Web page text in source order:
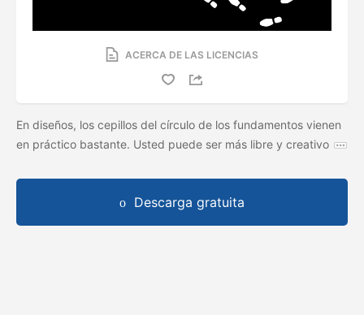
ACERCA DE LAS LICENCIAS
En diseños, los cepillos del círculo de los fundamentos vienen
en práctico bastante. Usted puede ser más libre y creativo
Descarga gratuita